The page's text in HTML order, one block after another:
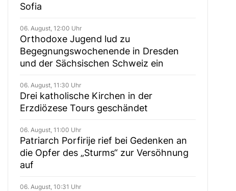
Sofia
06. August, 12:00 Uhr
Orthodoxe Jugend lud zu
Begegnungswochenende in Dresden
und der Sächsischen Schweiz ein
06. August, 11:30 Uhr
Drei katholische Kirchen in der
Erzdiözese Tours geschändet
06. August, 11:00 Uhr
Patriarch Porfirije rief bei Gedenken an
die Opfer des „Sturms“ zur Versöhnung
auf
06. August, 10:31 Uhr